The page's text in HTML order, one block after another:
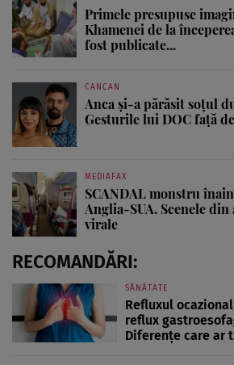
Primele presupuse
Khamenei de la
fost publicate...
CANCAN
Anca și-a părăsit soțul
Gesturile lui DOC față
MEDIAFAX
SCANDAL monstru
Anglia-SUA. Scenele
virale
RECOMANDĂRI:
SĂNĂTATE
Refluxul
reflux
Diferențe care ar